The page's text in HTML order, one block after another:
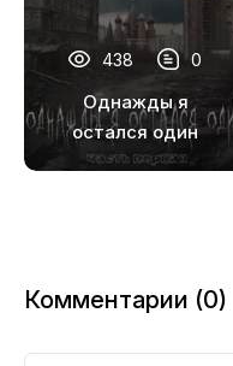
438 0
Однажды я
остался один
Комментарии (0)